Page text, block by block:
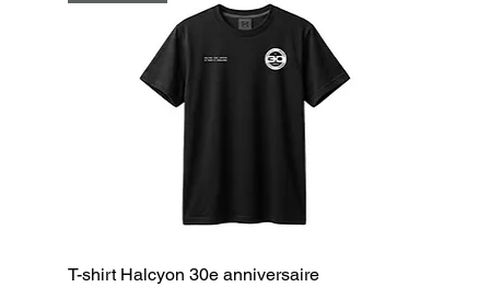
T-shirt Halcyon 30e anniversaire